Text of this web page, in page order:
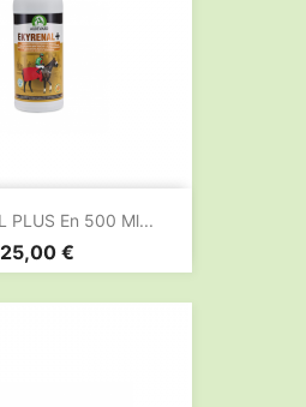
PLUS En 500 Ml...
Prix
25,00 €